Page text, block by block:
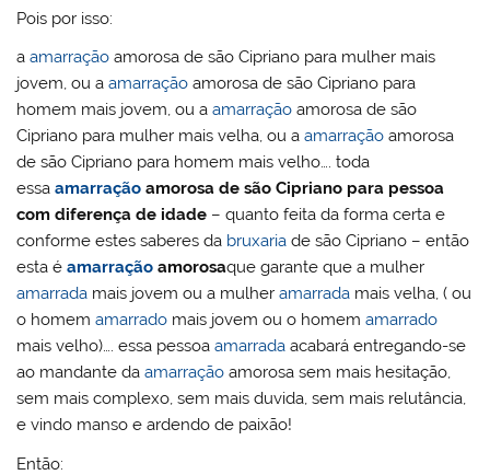
Pois por isso:
aamarração amorosa de são Cipriano para mulher mais
jovem, ou aamarração amorosa de são Cipriano para
homem mais jovem, ou aamarração amorosa de são
Cipriano para mulher mais velha, ou aamarração amorosa
de são Cipriano para homem mais velho…. toda
essaamarração amorosa de são Cipriano para pessoa
com diferença de idade – quanto feita da forma certa e
conforme estes saberes da bruxaria de são Cipriano – então
esta éamarração amorosaque garante que a mulher
amarrada mais jovem ou a mulheramarrada mais velha, ( ou
o homemamarrado mais jovem ou o homemamarrado
mais velho)…. essa pessoaamarrada acabará entregando-se
ao mandante daamarração amorosa sem mais hesitação,
sem mais complexo, sem mais duvida, sem mais relutância,
e vindo manso e ardendo de paixão!
Então: